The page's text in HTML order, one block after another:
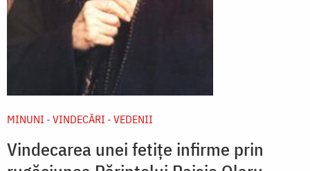
MINUNI - VINDECĂRI - VEDENII
Vindecarea unei fetițe infirme prin